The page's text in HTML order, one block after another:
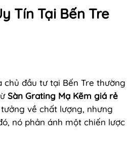
Tín Tại Bến Tre
đầu tư tại Bến Tre thường
Sàn Grating Mạ Kẽm giá rẻ
về chất lượng, nhưng
nó phản ánh một chiến lược